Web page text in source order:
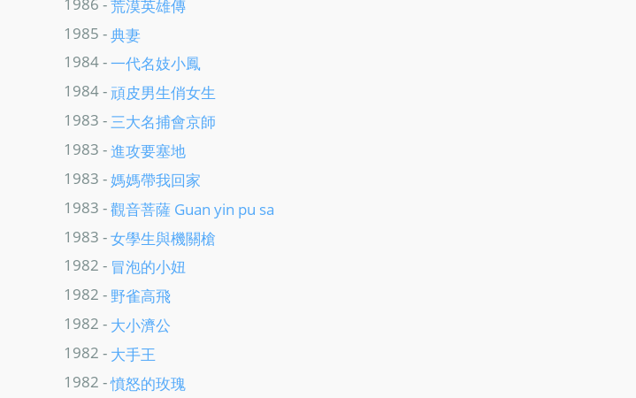
荒漠英雄傳
1985 -典妻
1984 -一代名妓小鳳
1984 -頑皮男生俏女生
1983 -三大名捕會京師
1983 -進攻要塞地
1983 -媽媽帶我回家
1983 -觀音菩薩 Guan yin pu sa
1983 -女學生與機關槍
1982 - 冒泡的小妞
1982 - 野雀高飛
1982 - 大小濟公
1982 - 大手王
1982 -憤怒的玫瑰